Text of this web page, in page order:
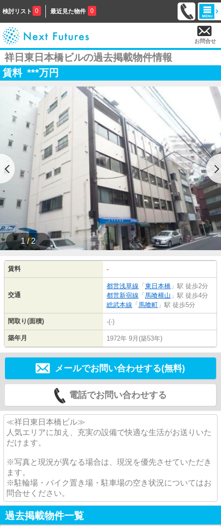
検討リスト 0 最近見た物件 0
お問合せ
祥日東日本橋ビルの過去掲載物件情報
賃料 ***万円
1 / 2
賃料 -
交通
都営浅草線 「 東日本橋 」駅 徒歩2分
都営新宿線 「 馬喰横山 」駅 徒歩4分
総武本線 「 馬喰町 」駅 徒歩5分
間取り(面積) -(-)
築年月 1972年 9月(築53年)
メールでお問い合わせする(無料)
電話でお問い合わせする
≪祥日東日本橋ビル≫
人気エリアに加え、充実の設備で快適な生活がお送りいた
だけます。
※写真と現況が異なる場合は、現況を優先させていただき
ます。
※駐輪場・バイク置き場・駐車場の空き状況についてはお
問合せください。
過去掲載物件一覧